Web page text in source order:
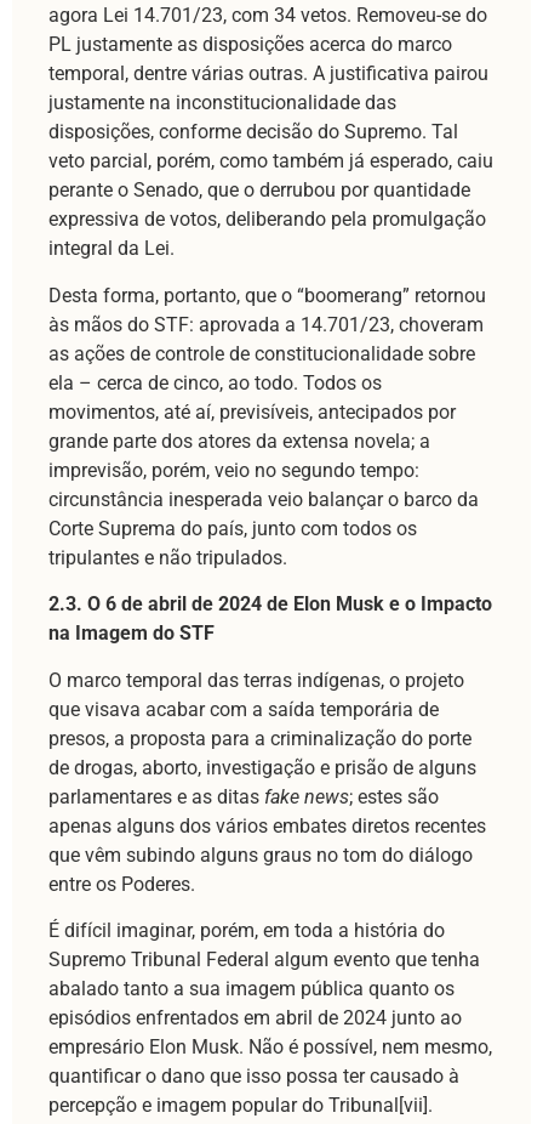
agora Lei 14.701/23, com 34 vetos. Removeu-se do
PL justamente as disposições acerca do marco
temporal, dentre várias outras. A justificativa pairou
justamente na inconstitucionalidade das
disposições, conforme decisão do Supremo. Tal
veto parcial, porém, como também já esperado, caiu
perante o Senado, que o derrubou por quantidade
expressiva de votos, deliberando pela promulgação
integral da Lei.
Desta forma, portanto, que o “boomerang” retornou
às mãos do STF: aprovada a 14.701/23, choveram
as ações de controle de constitucionalidade sobre
ela – cerca de cinco, ao todo. Todos os
movimentos, até aí, previsíveis, antecipados por
grande parte dos atores da extensa novela; a
imprevisão, porém, veio no segundo tempo:
circunstância inesperada veio balançar o barco da
Corte Suprema do país, junto com todos os
tripulantes e não tripulados.
2.3. O 6 de abril de 2024 de Elon Musk e o Impacto
na Imagem do STF
O marco temporal das terras indígenas, o projeto
que visava acabar com a saída temporária de
presos, a proposta para a criminalização do porte
de drogas, aborto, investigação e prisão de alguns
parlamentares e as ditas fake news; estes são
apenas alguns dos vários embates diretos recentes
que vêm subindo alguns graus no tom do diálogo
entre os Poderes.
É difícil imaginar, porém, em toda a história do
Supremo Tribunal Federal algum evento que tenha
abalado tanto a sua imagem pública quanto os
episódios enfrentados em abril de 2024 junto ao
empresário Elon Musk. Não é possível, nem mesmo,
quantificar o dano que isso possa ter causado à
percepção e imagem popular do Tribunal[vii].